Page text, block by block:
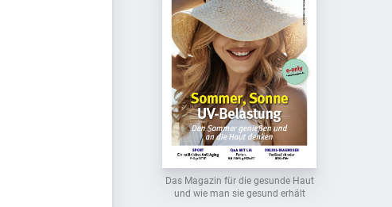
Das Magazin für die gesunde Haut
und wie man sie gesund erhält